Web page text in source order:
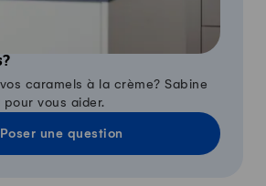
caramels à la crème? Sabine
vous aider.
Poser une question